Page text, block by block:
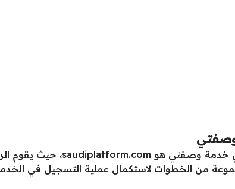
خدمة وصفتي هو saudiplatform.com، حيث يقوم
من الخطوات لاستكمال عملية التسجيل في